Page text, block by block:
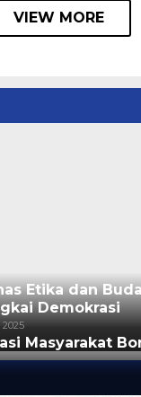
VIEW MORE
Etika dan
Demokrasi
2025
Masyarakat